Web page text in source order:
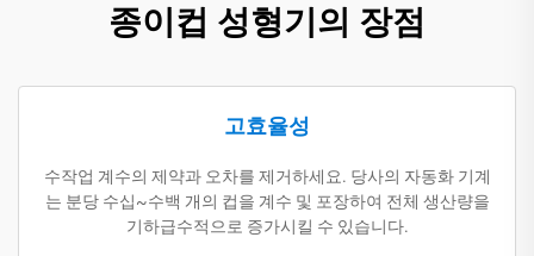
종이컵 성형기의 장점
고효율성
수작업 계수의 제약과 오차를 제거하세요. 당사의 자동화 기계
는 분당 수십~수백 개의 컵을 계수 및 포장하여 전체 생산량을
기하급수적으로 증가시킬 수 있습니다.